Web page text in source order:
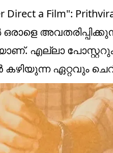
Direct a Film":
ഒരാളെ
എല്ലാ
ഏറ്റവും